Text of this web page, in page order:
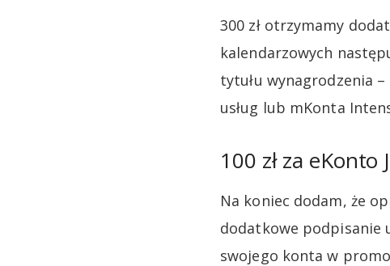
300 zł otrzymamy
kalendarzowych
tytułu wynagrodzenia –
usług lub mKonta
100 zł za eKonto
Na koniec dodam, że
dodatkowe podpisanie
swojego konta w